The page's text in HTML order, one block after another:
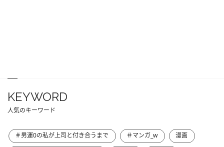
KEYWORD
人気のキーワード
＃男運0の私が上司と付き合うまで ＃マンガ_w
漫画